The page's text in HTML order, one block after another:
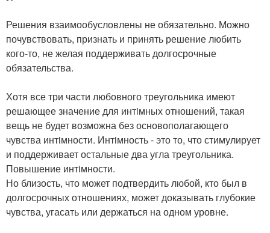
Решения взаимообусловлены не обязательно. Можно
почувствовать, признать и принять решение любить
кого-то, не желая поддерживать долгосрочные
обязательства.
Хотя все три части любовного треугольника имеют
решающее значение для интiмных отношений, такая
вещь не будет возможна без основополагающего
чувства интiмности. Интiмность - это то, что стимулирует
и поддерживает остальные два угла треугольника.
Повышение интiмности.
Но близость, что может подтвердить любой, кто был в
долгосрочных отношениях, может доказывать глубокие
чувства, угасать или держаться на одном уровне.